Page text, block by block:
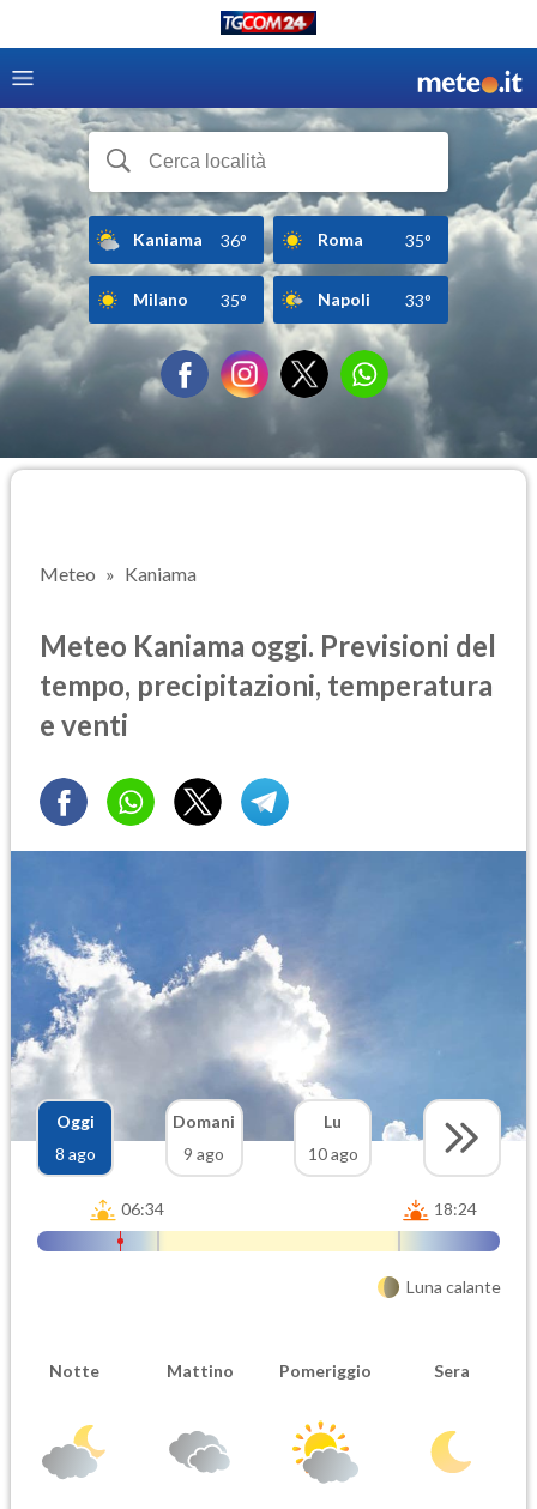
Kaniama 36° Roma 35°
Milano 35° Napoli 33°
Meteo Kaniama
Meteo Kaniama oggi. Previsioni del
tempo, precipitazioni, temperatura
e venti
Oggi
8 ago
Domani
9 ago
Lu
10 ago
06:34 18:24
Luna calante
Notte Mattino Pomeriggio Sera